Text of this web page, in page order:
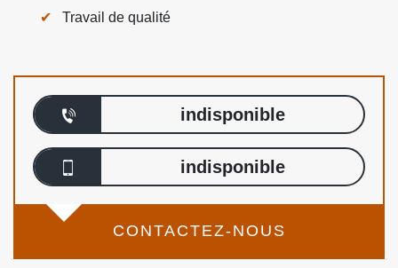
Travail de qualité
indisponible
indisponible
CONTACTEZ-NOUS